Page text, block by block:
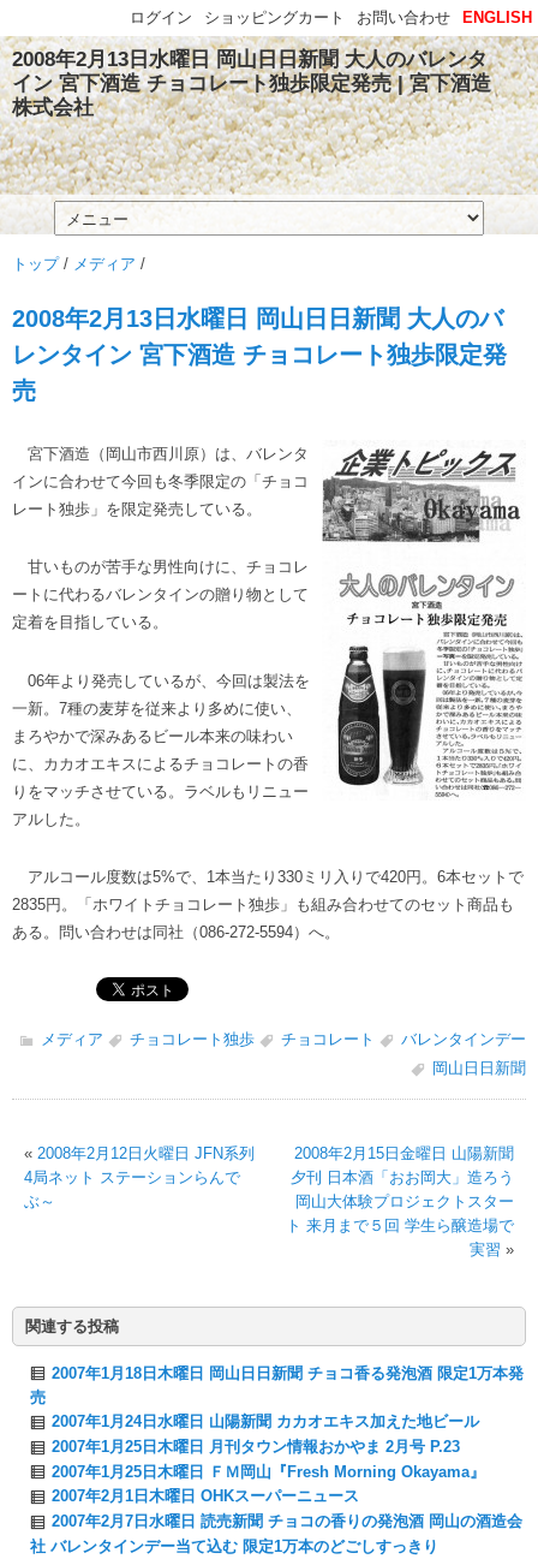
2008年2月13日水曜日 岡山日日新聞 大人のバレンタ
イン 宮下酒造 チョコレート独歩限定発売 | 宮下酒造
株式会社
トップ/ メディア /
2008年2月13日水曜日 岡山日日新聞 大人のバ
レンタイン 宮下酒造 チョコレート独歩限定発
売
宮下酒造（岡山市西川原）は、バレンタ
インに合わせて今回も冬季限定の「チョコ
レート独歩」を限定発売している。
甘いものが苦手な男性向けに、チョコレ
ートに代わるバレンタインの贈り物として
定着を目指している。
06年より発売しているが、今回は製法を
一新。7種の麦芽を従来より多めに使い、
まろやかで深みあるビール本来の味わい
に、カカオエキスによるチョコレートの香
りをマッチさせている。ラベルもリニュー
アルした。
アルコール度数は5%で、1本当たり330ミリ入りで420円。6本セットで
2835円。「ホワイトチョコレート独歩」も組み合わせてのセット商品も
ある。問い合わせは同社（086-272-5594）へ。
メディア チョコレート独歩 チョコレート
バレンタインデー
岡山日日新聞
« 2008年2月12日火曜日 JFN系列
4局ネット ステーションらんで
ぶ～
2008年2月15日金曜日 山陽新聞
夕刊 日本酒「おお岡大」造ろう
岡山大体験プロジェクトスター
ト 来月まで５回 学生ら醸造場で
実習 »
関連する投稿
2007年1月18日木曜日 岡山日日新聞 チョコ香る発泡酒 限定1万本発
売
2007年1月24日水曜日 山陽新聞 カカオエキス加えた地ビール
2007年1月25日木曜日 月刊タウン情報おかやま 2月号 P.23
2007年1月25日木曜日 ＦＭ岡山『Fresh Morning Okayama』
2007年2月1日木曜日 OHKスーパーニュース
2007年2月7日水曜日 読売新聞 チョコの香りの発泡酒 岡山の酒造会
社 バレンタインデー当て込む 限定1万本のどごしすっきり
ENGLISH
お問い合わせ
ショッピングカート
ログイン